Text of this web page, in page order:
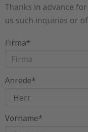
Thanks in advance
us such inquiries or